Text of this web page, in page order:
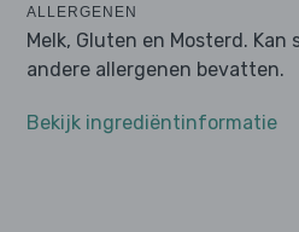
ALLERGENEN
Melk, Gluten en Mosterd. Kan
andere allergenen bevatten.
Bekijk ingrediëntinformatie